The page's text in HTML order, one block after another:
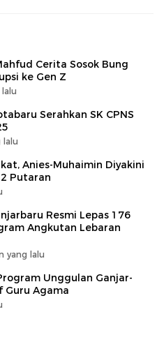
Cerita Sosok Bung
ke Gen Z
Serahkan SK CPNS
lalu
Anies-Muhaimin Diyakini
Putaran
Resmi Lepas 176
Angkutan Lebaran
yang lalu
Unggulan Ganjar-
Guru Agama